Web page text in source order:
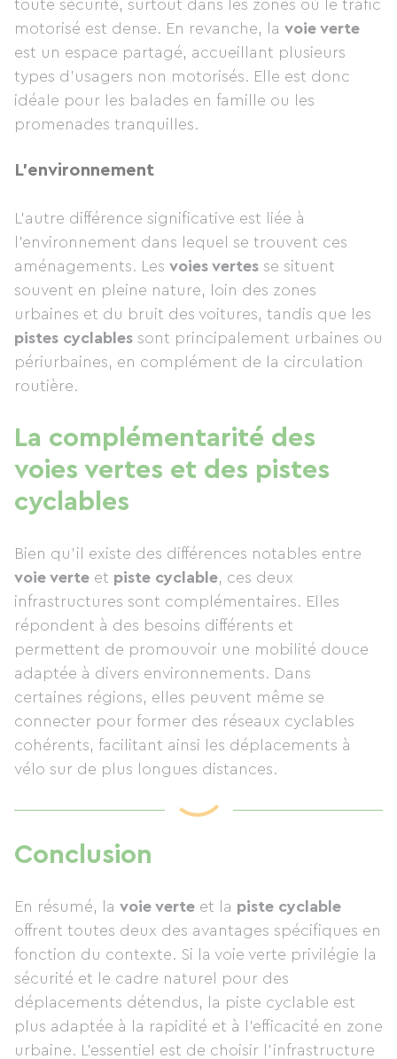
toute sécurité, surtout dans les zones où le trafic
motorisé est dense. En revanche, la voie verte
est un espace partagé, accueillant plusieurs
types d’usagers non motorisés. Elle est donc
idéale pour les balades en famille ou les
promenades tranquilles.
L’environnement
L’autre différence significative est liée à
l’environnement dans lequel se trouvent ces
aménagements. Les voies vertes se situent
souvent en pleine nature, loin des zones
urbaines et du bruit des voitures, tandis que les
pistes cyclables sont principalement urbaines ou
périurbaines, en complément de la circulation
routière.
La complémentarité des
voies vertes et des pistes
cyclables
Bien qu’il existe des différences notables entre
voie verte et piste cyclable, ces deux
infrastructures sont complémentaires. Elles
répondent à des besoins différents et
permettent de promouvoir une mobilité douce
adaptée à divers environnements. Dans
certaines régions, elles peuvent même se
connecter pour former des réseaux cyclables
cohérents, facilitant ainsi les déplacements à
vélo sur de plus longues distances.
Conclusion
En résumé, la voie verte et la piste cyclable
offrent toutes deux des avantages spécifiques en
fonction du contexte. Si la voie verte privilégie la
sécurité et le cadre naturel pour des
déplacements détendus, la piste cyclable est
plus adaptée à la rapidité et à l’efficacité en zone
urbaine. L’essentiel est de choisir l’infrastructure